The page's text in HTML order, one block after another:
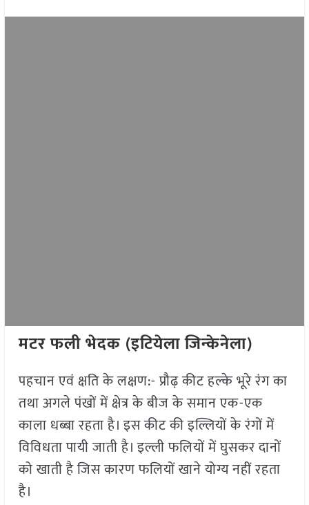
मटर फली भेदक (इटियेला जिन्केनेला)
पहचान एवं क्षति के लक्षण:- प्रौढ़ कीट हल्के भूरे रंग का
तथा अगले पंखों में क्षेत्र के बीज के समान एक-एक
काला धब्बा रहता है। इस कीट की इल्लियों के रंगों में
विविधता पायी जाती है। इल्ली फलियों में घुसकर दानों
को खाती है जिस कारण फलियों खाने योग्य नहीं रहता
है।